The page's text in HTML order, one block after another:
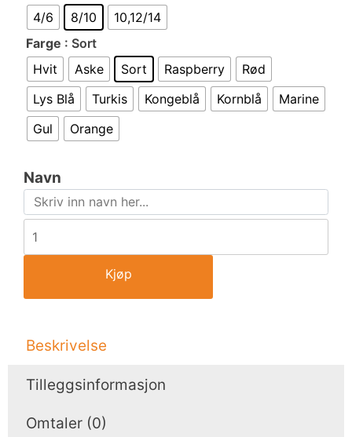
4/6
8/10
10,12/14
Farge : Sort
Hvit
Aske Sort Raspberry
Rød
Lys Blå
Turkis Kongeblå Kornblå
Marine
Gul
Orange
Navn
Kjøp
Beskrivelse
Tilleggsinformasjon
Omtaler (0)